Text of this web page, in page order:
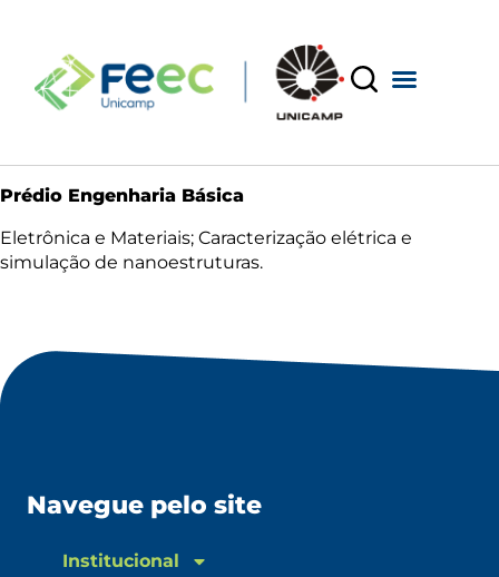
Prédio Engenharia Básica
Eletrônica e Materiais; Caracterização elétrica e
simulação de nanoestruturas.
Navegue pelo site
Institucional